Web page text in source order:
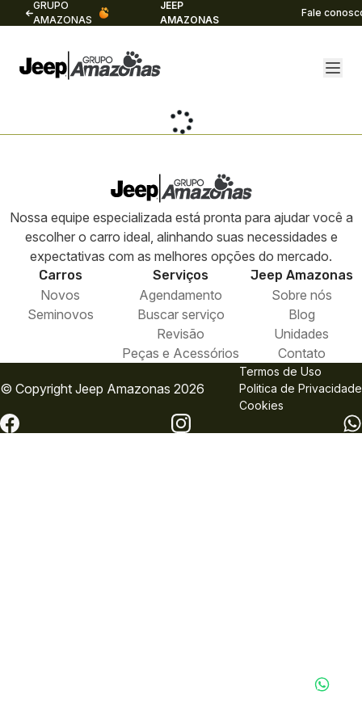
GRUPO
AMAZONAS
JEEP
AMAZONAS
Fale
Nossa equipe especializada está pronta para ajudar você a
escolher o carro ideal, alinhando suas necessidades e
expectativas com as melhores opções do mercado.
Carros
Novos
Seminovos
Serviços
Agendamento
Buscar serviço
Revisão
Peças e Acessórios
Jeep Amazonas
Sobre nós
Blog
Unidades
Contato
© Copyright Jeep Amazonas 2026
Termos de Uso
Politica de Privacidade
Cookies